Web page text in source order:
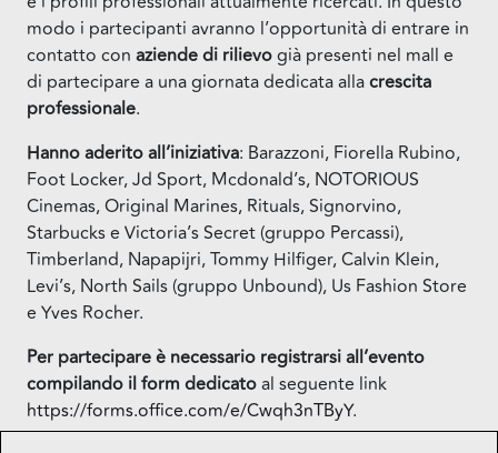
modo i partecipanti avranno l’opportunità di entrare in
contatto con aziende di rilievogià presenti nel mall e
di partecipare a una giornata dedicata allacrescita
professionale.
Hanno aderito all’iniziativa: Barazzoni, Fiorella Rubino,
Foot Locker, Jd Sport, Mcdonald’s, NOTORIOUS
Cinemas, Original Marines, Rituals, Signorvino,
Starbucks e Victoria’s Secret (gruppo Percassi),
Timberland, Napapijri, Tommy Hilfiger, Calvin Klein,
Levi’s, North Sails (gruppo Unbound), Us Fashion Store
e Yves Rocher.
Per partecipare è necessario registrarsi all’evento
compilando il form dedicatoal seguente link
https://forms.office.com/e/Cwqh3nTByY.